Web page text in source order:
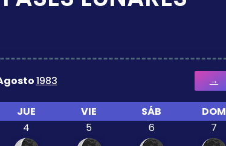
1983 →
JUE VIE SÁB
DOM
4 5 6 7